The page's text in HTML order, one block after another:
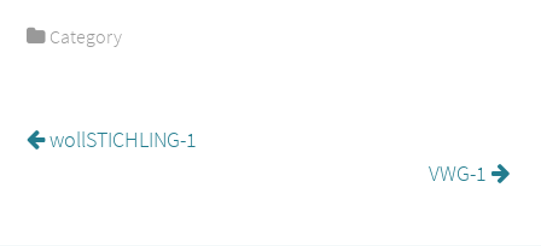
Category
wollSTICHLING-1
VWG-1